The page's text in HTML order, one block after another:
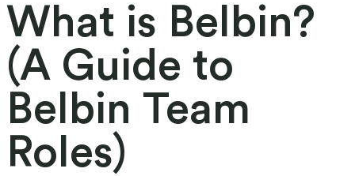
What is Belbin?
(A Guide to
Belbin Team
Roles)